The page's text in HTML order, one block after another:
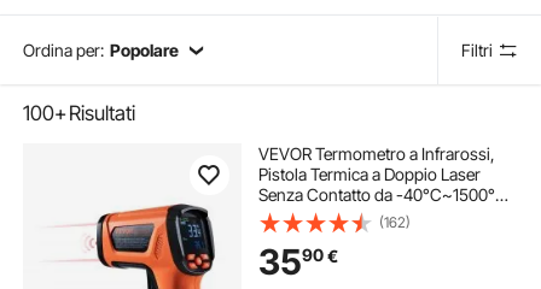
Ordina per: Popolare Filtri
100+Risultati
VEVOR Termometro a Infrarossi,
Pistola Termica a Doppio Laser
Senza Contatto da -40°C~1500°C,
Pistola Termica Portatile a Infrarossi
per Fusione/Cottura/Forno per
Pizza/Motore (non per esseri
umani)
(162)
3590€